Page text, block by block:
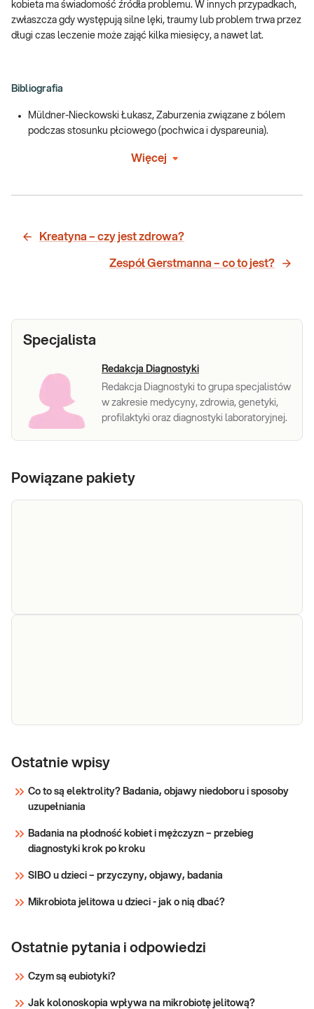
kobieta ma świadomość źródła problemu. W innych przypadkach,
zwłaszcza gdy występują silne lęki, traumy lub problem trwa przez
długi czas leczenie może zająć kilka miesięcy, a nawet lat.
Bibliografia
Müldner-Nieckowski Łukasz, Zaburzenia związane z bólem
podczas stosunku płciowego (pochwica i dyspareunia).
Więcej
Kreatyna – czy jest zdrowa?
Zespół Gerstmanna – co to jest?
Specjalista
Redakcja Diagnostyki
Redakcja Diagnostyki to grupa specjalistów
w zakresie medycyny, zdrowia, genetyki,
profilaktyki oraz diagnostyki laboratoryjnej.
Powiązane pakiety
wspomaga
z konsultacją
Ostatnie wpisy
Co to są elektrolity? Badania, objawy niedoboru i sposoby
uzupełniania
Badania na płodność kobiet i mężczyzn – przebieg
diagnostyki krok po kroku
SIBO u dzieci – przyczyny, objawy, badania
Mikrobiota jelitowa u dzieci - jak o nią dbać?
Ostatnie pytania i odpowiedzi
Czym są eubiotyki?
Jak kolonoskopia wpływa na mikrobiotę jelitową?